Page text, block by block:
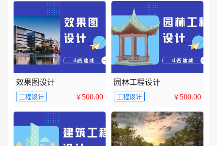
效果图设计
工程设计 ￥ 500.00
园林工程设计
工程设计 ￥ 500.00